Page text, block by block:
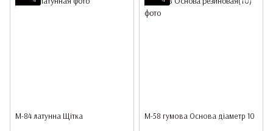
М-84 латунна Щітка М-58 гумова Основа діаметр 10